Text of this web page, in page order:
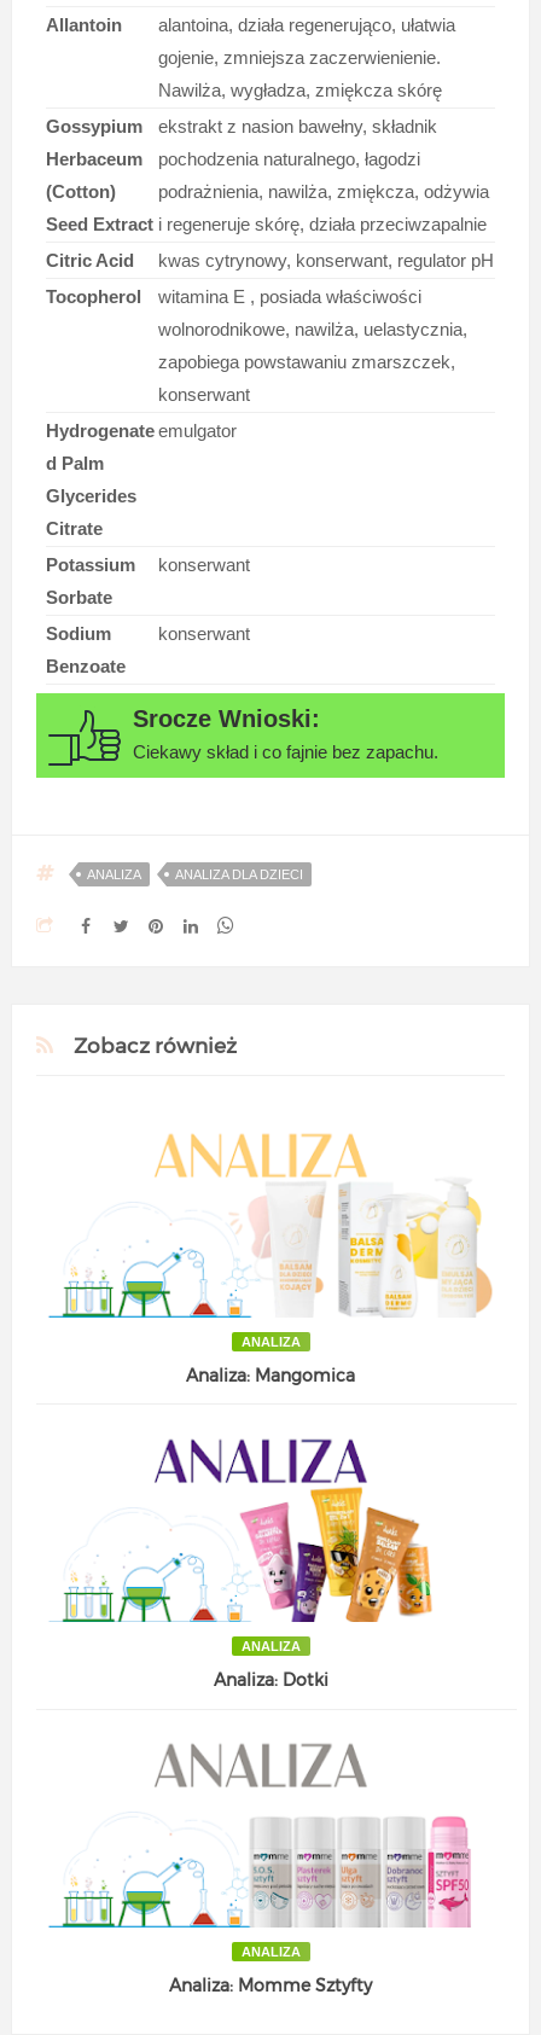
Allantoin
alantoina, działa regenerująco, ułatwia
gojenie, zmniejsza zaczerwienienie.
Nawilża, wygładza, zmiękcza skórę
Gossypium
Herbaceum
(Cotton)
Seed Extract
ekstrakt z nasion bawełny, składnik
pochodzenia naturalnego, łagodzi
podrażnienia, nawilża, zmiękcza, odżywia
i regeneruje skórę, działa przeciwzapalnie
Citric Acid
kwas cytrynowy, konserwant, regulator pH
Tocopherol
witamina E , posiada właściwości
wolnorodnikowe, nawilża, uelastycznia,
zapobiega powstawaniu zmarszczek,
konserwant
Hydrogenate
d Palm
Glycerides
Citrate
emulgator
Potassium
Sorbate
konserwant
Sodium
Benzoate
konserwant
Ciekawy skład i co fajnie bez zapachu.
ANALIZA ANALIZA DLA DZIECI
Zobacz również
ANALIZA
Analiza: Mangomica
ANALIZA
Analiza: Dotki
ANALIZA
Analiza: Momme Sztyfty